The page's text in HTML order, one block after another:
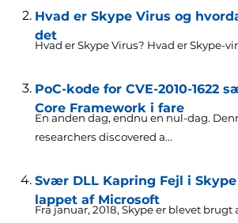
Hvad er Skype Virus og
det
Hvad er Skype Virus? Hvad er Skype-
PoC-kode for CVE-2010-1622
Core Framework i fare
En anden dag, endnu en nul-dag.
researchers discovered a...
Svær DLL Kapring Fejl i
lappet af Microsoft
Fra januar, 2018, Skype er blevet brugt